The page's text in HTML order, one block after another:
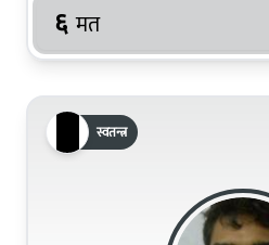
६ मत
स्वतन्त्र